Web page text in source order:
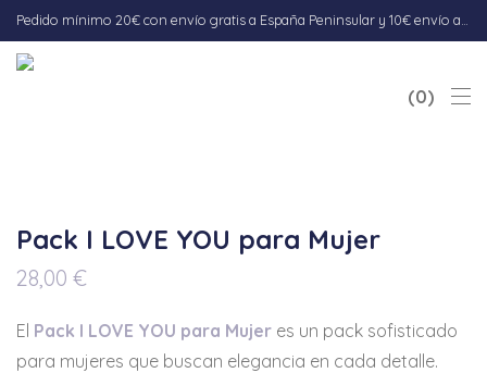
0
Pack I LOVE YOU para Mujer
28,00 €
El Pack I LOVE YOU para Mujer es un pack sofisticado
para mujeres que buscan elegancia en cada detalle.